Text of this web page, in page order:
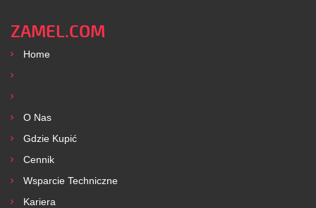
ZAMEL.COM
Home
O Nas
Gdzie Kupić
Cennik
Wsparcie Techniczne
Kariera